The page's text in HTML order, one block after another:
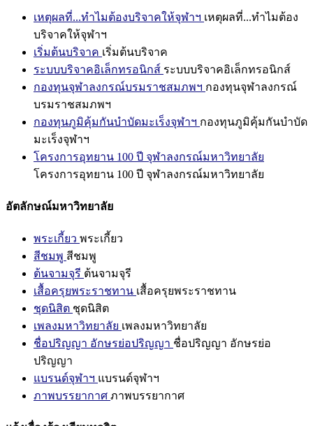
เหตุผลที่...ทำไมต้องบริจาคให้จุฬาฯ เหตุผลที่...ทำไมต้อง
บริจาคให้จุฬาฯ
เริ่มต้นบริจาค เริ่มต้นบริจาค
ระบบบริจาคอิเล็กทรอนิกส์ ระบบบริจาคอิเล็กทรอนิกส์
กองทุนจุฬาลงกรณ์บรมราชสมภพฯ กองทุนจุฬาลงกรณ์
บรมราชสมภพฯ
กองทุนภูมิคุ้มกันบำบัดมะเร็งจุฬาฯ กองทุนภูมิคุ้มกันบำบัด
มะเร็งจุฬาฯ
โครงการอุทยาน 100 ปี จุฬาลงกรณ์มหาวิทยาลัย
โครงการอุทยาน 100 ปี จุฬาลงกรณ์มหาวิทยาลัย
อัตลักษณ์มหาวิทยาลัย
พระเกี้ยว พระเกี้ยว
สีชมพู สีชมพู
ต้นจามจุรี ต้นจามจุรี
เสื้อครุยพระราชทาน เสื้อครุยพระราชทาน
ชุดนิสิต ชุดนิสิต
เพลงมหาวิทยาลัย เพลงมหาวิทยาลัย
ชื่อปริญญา อักษรย่อปริญญา ชื่อปริญญา อักษรย่อ
ปริญญา
แบรนด์จุฬาฯ แบรนด์จุฬาฯ
ภาพบรรยากาศ ภาพบรรยากาศ